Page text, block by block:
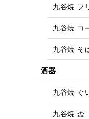
九谷焼 フ
九谷焼 コ
九谷焼 そ
酒器
九谷焼 ぐ
九谷焼 盃